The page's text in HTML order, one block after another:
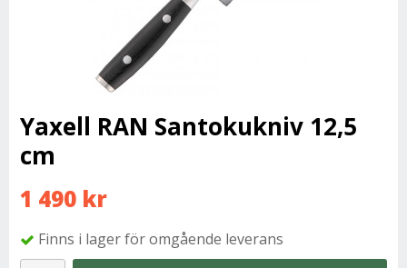
Yaxell RAN Santokukniv 12,5
cm
1 490 kr
Finns i lager för omgående leverans